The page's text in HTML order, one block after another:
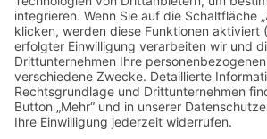
DIE LINKE. Kreisverband Main-Taunus